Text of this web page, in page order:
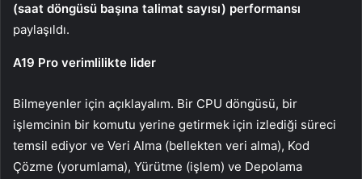
(saat döngüsü başına talimat sayısı) performansı
paylaşıldı.
A19 Pro verimlilikte lider
Bilmeyenler için açıklayalım. Bir CPU döngüsü, bir
işlemcinin bir komutu yerine getirmek için izlediği süreci
temsil ediyor ve Veri Alma (bellekten veri alma), Kod
Çözme (yorumlama), Yürütme (işlem) ve Depolama